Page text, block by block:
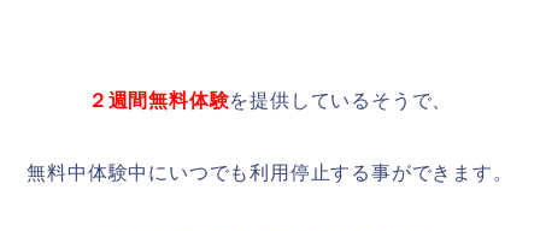
２週間無料体験を提供しているそうで、
無料中体験中にいつでも利用停止する事ができます。